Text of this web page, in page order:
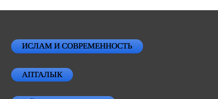
ИСЛАМ И СОВРЕМЕННОСТЬ
АПТАЛЫК